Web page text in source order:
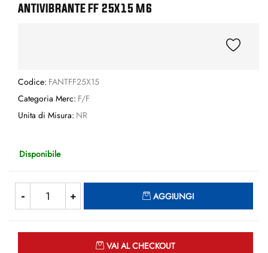
ANTIVIBRANTE FF 25X15 M6
Codice: FANTFF25X15
Categoria Merc: F/F
Unita di Misura: NR
Disponibile
AGGIUNGI
VAI AL CHECKOUT